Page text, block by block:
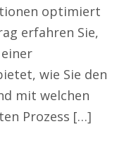
optimiert
erfahren Sie,
wie Sie den
mit welchen
Prozess […]